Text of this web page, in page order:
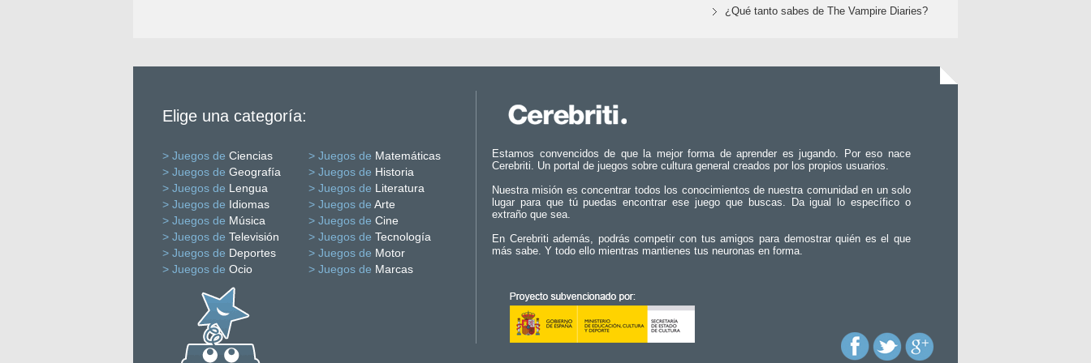
¿Qué tanto sabes de The Vampire Diaries?
Elige una categoría:
> Juegos de Ciencias > Juegos de Matemáticas
> Juegos de Geografía > Juegos de Historia
> Juegos de Lengua > Juegos de Literatura
> Juegos de Idiomas > Juegos de Arte
> Juegos de Música > Juegos de Cine
> Juegos de Televisión > Juegos de Tecnología
> Juegos de Deportes > Juegos de Motor
> Juegos de Ocio > Juegos de Marcas
Estamos convencidos de que la mejor forma de aprender es jugando. Por eso nace
Cerebriti. Un portal de juegos sobre cultura general creados por los propios usuarios.
Nuestra misión es concentrar todos los conocimientos de nuestra comunidad en un solo
lugar para que tú puedas encontrar ese juego que buscas. Da igual lo específico o
extraño que sea.
En Cerebriti además, podrás competir con tus amigos para demostrar quién es el que
más sabe. Y todo ello mientras mantienes tus neuronas en forma.